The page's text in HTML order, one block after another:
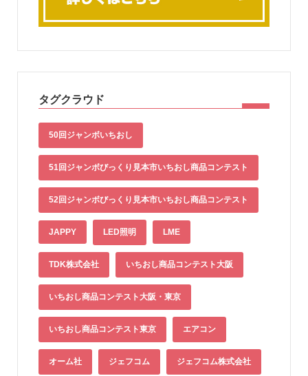
タグクラウド
50回ジャンボいちおし
51回ジャンボびっくり見本市いちおし商品コンテスト
52回ジャンボびっくり見本市いちおし商品コンテスト
JAPPY LED照明 LME
TDK株式会社 いちおし商品コンテスト大阪
いちおし商品コンテスト大阪・東京
いちおし商品コンテスト東京 エアコン
オーム社 ジェフコム ジェフコム株式会社